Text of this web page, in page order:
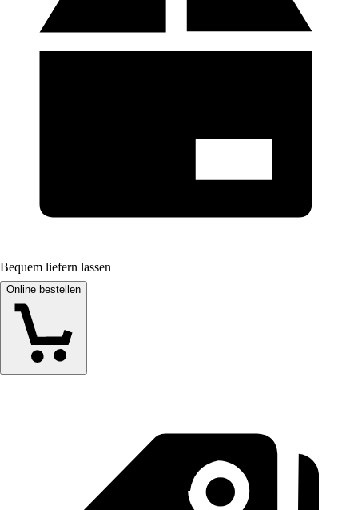
Bequem liefern lassen
Online bestellen